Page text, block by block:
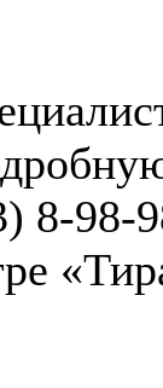
8-98-